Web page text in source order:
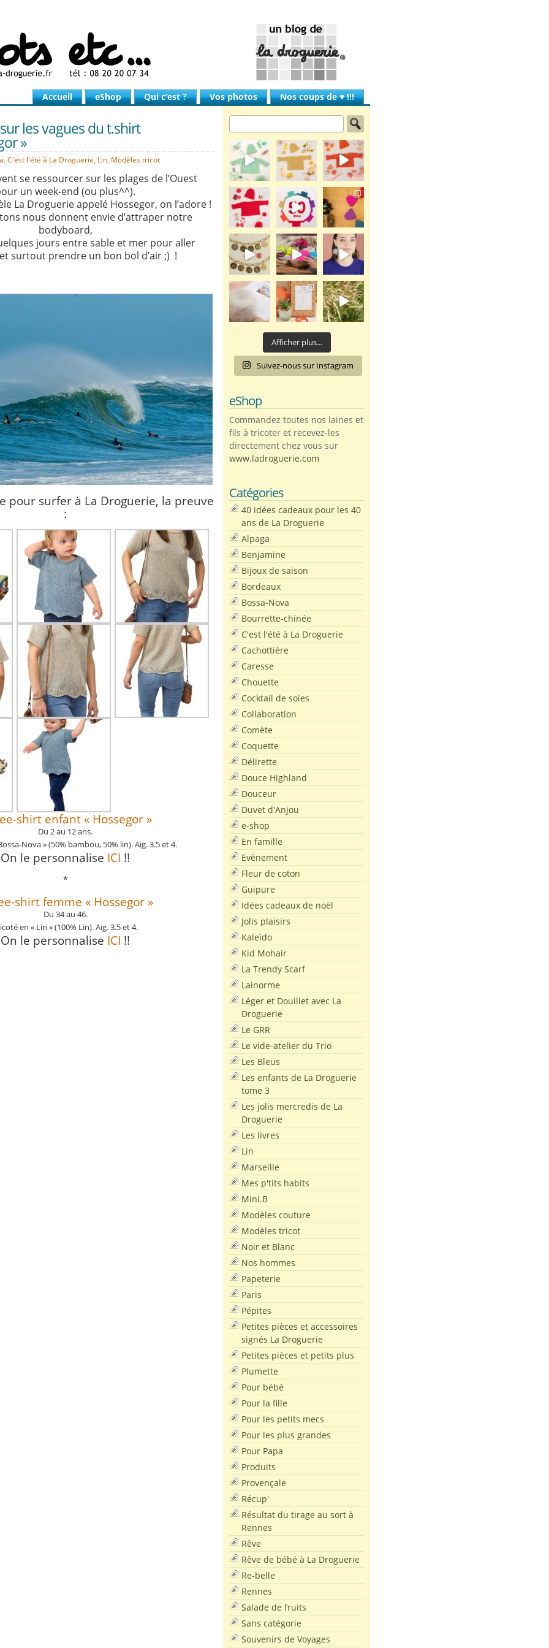
Accueil eShop Qui c’est ? Vos photos Nos coups de ♥ !!!
les vagues du t.shirt
»
, C'est l'été à La Droguerie, Lin, Modèles tricot
se ressourcer sur les plages de l’Ouest
un week-end (ou plus^^).
La Droguerie appelé Hossegor, on l’adore !
nous donnent envie d’attraper notre
bodyboard,
jours entre sable et mer pour aller
surtout prendre un bon bol d’air ;) !
pour surfer à La Droguerie, la preuve
:
shirt enfant « Hossegor »
Du 2 au 12 ans.
Nova » (50% bambou, 50% lin). Aig. 3.5 et 4.
On le personnalise ICI !!
*
shirt femme « Hossegor »
Du 34 au 46.
en « Lin » (100% Lin). Aig. 3.5 et 4.
On le personnalise ICI !!
Afficher plus...
Suivez-nous sur Instagram
eShop
Commandez toutes nos laines et
fils à tricoter et recevez-les
directement chez vous sur
www.ladroguerie.com
Catégories
40 idées cadeaux pour les 40
ans de La Droguerie
Alpaga
Benjamine
Bijoux de saison
Bordeaux
Bossa-Nova
Bourrette-chinée
C'est l'été à La Droguerie
Cachottière
Caresse
Chouette
Cocktail de soies
Collaboration
Comète
Coquette
Délirette
Douce Highland
Douceur
Duvet d'Anjou
e-shop
En famille
Evènement
Fleur de coton
Guipure
Idées cadeaux de noël
Jolis plaisirs
Kaleïdo
Kid Mohair
La Trendy Scarf
Lainorme
Léger et Douillet avec La
Droguerie
Le GRR
Le vide-atelier du Trio
Les Bleus
Les enfants de La Droguerie
tome 3
Les jolis mercredis de La
Droguerie
Les livres
Lin
Marseille
Mes p'tits habits
Mini.B
Modèles couture
Modèles tricot
Noir et Blanc
Nos hommes
Papeterie
Paris
Pépites
Petites pièces et accessoires
signés La Droguerie
Petites pièces et petits plus
Plumette
Pour bébé
Pour la fille
Pour les petits mecs
Pour les plus grandes
Pour Papa
Produits
Provençale
Récup'
Résultat du tirage au sort à
Rennes
Rêve
Rêve de bébé à La Droguerie
Re-belle
Rennes
Salade de fruits
Sans catégorie
Souvenirs de Voyages